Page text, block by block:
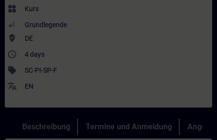
widgets Kurs
Grundlegende
where_to_vote DE
access_time 4 days
sell SC-PI-SP-F
translate EN
Beschreibung Termine und Anmeldung Angebot